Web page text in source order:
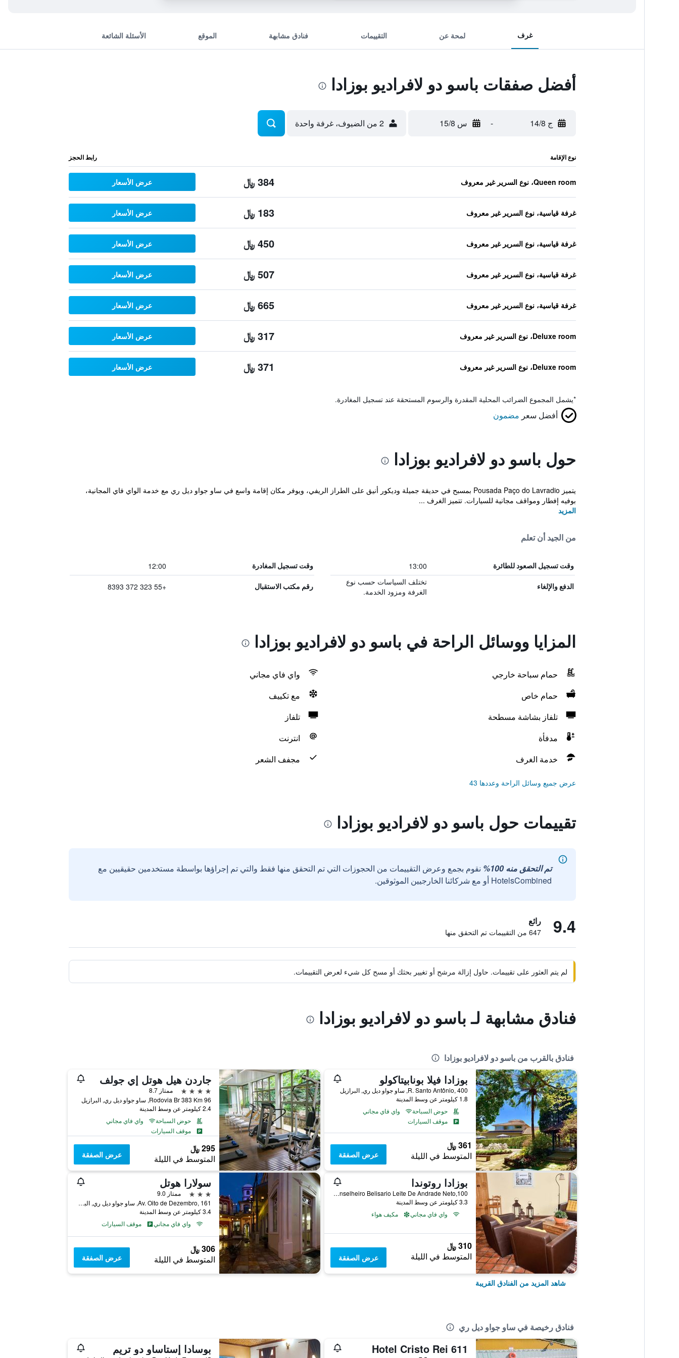
غرف لمحة عن التقييمات فنادق مشابهة الموقع الأسئلة الشائعة
أفضل صفقات باسو دو لافراديو بوزادا
ج 14/8 - س 15/8 2 من الضيوف، غرفة واحدة
نوع الإقامة رابط الحجز
Queen room، نوع السرير غير معروف 384 ﷼ عرض الأسعار
غرفة قياسية، نوع السرير غير معروف 183 ﷼ عرض الأسعار
غرفة قياسية، نوع السرير غير معروف 450 ﷼ عرض الأسعار
غرفة قياسية، نوع السرير غير معروف 507 ﷼ عرض الأسعار
غرفة قياسية، نوع السرير غير معروف 665 ﷼ عرض الأسعار
Deluxe room، نوع السرير غير معروف 317 ﷼ عرض الأسعار
Deluxe room، نوع السرير غير معروف 371 ﷼ عرض الأسعار
*يشمل المجموع الضرائب المحلية المقدرة والرسوم المستحقة عند تسجيل المغادرة.
أفضل سعر مضمون
حول باسو دو لافراديو بوزادا
يتميز Pousada Paço do Lavradio بمسبح في حديقة جميلة وديكور أنيق على الطراز الريفي، ويوفر مكان إقامة واسع في ساو جواو ديل ري مع خدمة الواي فاي المجانية،
بوفيه إفطار ومواقف مجانية للسيارات. تتميز الغرف ...
المزيد
من الجيد أن تعلم
وقت تسجيل الصعود للطائرة 13:00 وقت تسجيل المغادرة 12:00
الدفع والإلغاء
تختلف السياسات حسب نوع
الغرفة ومزود الخدمة.
رقم مكتب الاستقبال +55 323 372 8393
المزايا ووسائل الراحة في باسو دو لافراديو بوزادا
حمام سباحة خارجي
واي فاي مجاني
حمام خاص
مع تكييف
تلفاز بشاشة مسطحة
تلفاز
مدفأة
انترنت
خدمة الغرف
مجفف الشعر
عرض جميع وسائل الراحة وعددها 43
تقييمات حول باسو دو لافراديو بوزادا
تم التحقق منه 100%
نقوم بجمع وعرض التقييمات من الحجوزات التي تم التحقق منها فقط والتي تم إجراؤها بواسطة مستخدمين حقيقيين مع
HotelsCombined أو مع شركائنا الخارجيين الموثوقين.
9.4 رائع
647 من التقييمات تم التحقق منها
لم يتم العثور على تقييمات. حاول إزالة مرشح أو تغيير بحثك أو مسح كل شيء لعرض التقييمات.
فنادق مشابهة لـ باسو دو لافراديو بوزادا
فنادق بالقرب من باسو دو لافراديو بوزادا
بوزادا فيلا بونابيتاكولو
R. Santo Antônio, 400, ساو جواو ديل ري, البرازيل
1.8 كيلومتر عن وسط المدينة
حوض السباحة
واي فاي مجاني
موقف السيارات
361 ﷼
المتوسط في الليلة عرض الصفقة
جاردن هيل هوتل إي جولف
4 نجوم
ممتاز 8.7
Rodovia Br 383 Km 96, ساو جواو ديل ري, البرازيل
2.4 كيلومتر عن وسط المدينة
حوض السباحة
واي فاي مجاني
موقف السيارات
295 ﷼
المتوسط في الليلة عرض الصفقة
بوزادا روتوندا
Conselheiro Belisario Leite De Andrade Neto,100, ساو جواو ديل ري, البرازيل
3.3 كيلومتر عن وسط المدينة
واي فاي مجاني
مكيف هواء
310 ﷼
المتوسط في الليلة عرض الصفقة
سولارا هوتل
3 نجوم
ممتاز 9.0
Av. Oito de Dezembro, 161, ساو جواو ديل ري, البرازيل
3.4 كيلومتر عن وسط المدينة
واي فاي مجاني
موقف السيارات
306 ﷼
المتوسط في الليلة عرض الصفقة
شاهد المزيد من الفنادق القريبة
فنادق رخيصة في ساو جواو ديل ري
Hotel Cristo Rei 611 بوسادا إستاساو دو تريم